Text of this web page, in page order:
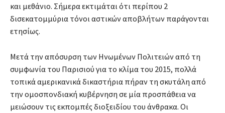
και μεθάνιο. Σήμερα εκτιμάται ότι περίπου 2
δισεκατομμύρια τόνοι αστικών αποβλήτων παράγονται
ετησίως.
Μετά την απόσυρση των Ηνωμένων Πολιτειών από τη
συμφωνία του Παρισιού για το κλίμα του 2015, πολλά
τοπικά αμερικανικά δικαστήρια πήραν τη σκυτάλη από
την ομοσπονδιακή κυβέρνηση σε μία προσπάθεια να
μειώσουν τις εκπομπές διοξειδίου του άνθρακα. Οι